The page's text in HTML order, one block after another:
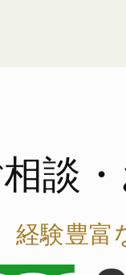
談
経験豊富